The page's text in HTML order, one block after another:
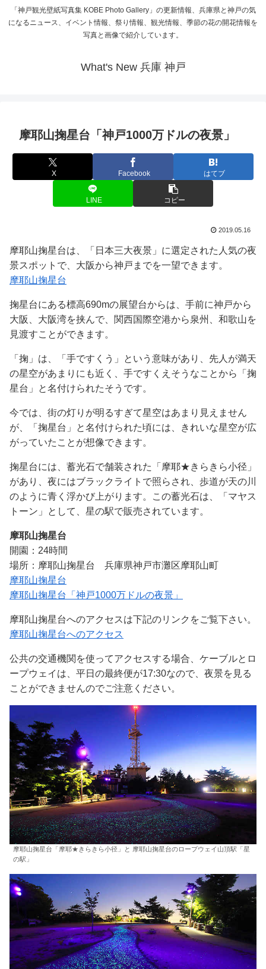
「神戸観光壁紙写真集 KOBE Photo Gallery」の更新情報、兵庫県と神戸の気
になるニュース、イベント情報、祭り情報、観光情報、季節の花の開花情報を
写真と画像で紹介しています。
What's New 兵庫 神戸
摩耶山掬星台「神戸1000万ドルの夜景」
X Facebook はてブ
LINE コピー
2019.05.16
摩耶山掬星台は、「日本三大夜景」に選定された人気の夜
景スポットで、大阪から神戸までを一望できます。
摩耶山掬星台
掬星台にある標高690mの展望台からは、手前に神戸から
大阪、大阪湾を挟んで、関西国際空港から泉州、和歌山を
見渡すことができます。
「掬」は、「手ですくう」という意味があり、先人が満天
の星空があまりにも近く、手ですくえそうなことから「掬
星台」と名付けられたそうです。
今では、街の灯りが明るすぎて星空はあまり見えません
が、「掬星台」と名付けられた頃には、きれいな星空が広
がっていたことが想像できます。
掬星台には、蓄光石で舗装された「摩耶★きらきら小径」
があり、夜にはブラックライトで照らされ、歩道が天の川
のように青く浮かび上がります。この蓄光石は、「マヤス
トーン」として、星の駅で販売されています。
摩耶山掬星台
開園：24時間
場所：摩耶山掬星台 兵庫県神戸市灘区摩耶山町
摩耶山掬星台
摩耶山掬星台「神戸1000万ドルの夜景」
摩耶山掬星台へのアクセスは下記のリンクをご覧下さい。
摩耶山掬星台へのアクセス
公共の交通機関を使ってアクセスする場合、ケーブルとロ
ープウェイは、平日の最終便が17:30なので、夜景を見る
ことができませんのでご注意ください。
摩耶山掬星台「摩耶★きらきら小径」と 摩耶山掬星台のロープウェイ山頂駅「星
の駅」